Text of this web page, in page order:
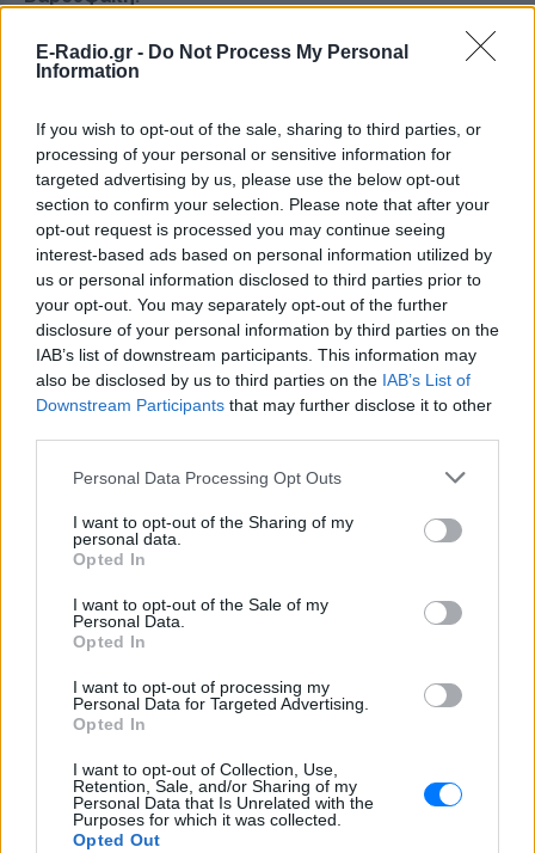
E-Radio.gr - Do Not Process My Personal
Information
If you wish to opt-out of the sale, sharing to third parties, or
processing of your personal or sensitive information for
targeted advertising by us, please use the below opt-out
section to confirm your selection. Please note that after your
opt-out request is processed you may continue seeing
interest-based ads based on personal information utilized by
us or personal information disclosed to third parties prior to
your opt-out. You may separately opt-out of the further
disclosure of your personal information by third parties on the
IAB’s list of downstream participants. This information may
also be disclosed by us to third parties on the IAB’s List of
Downstream Participants that may further disclose it to other
Personal Data Processing Opt Outs
I want to opt-out of the Sharing of my
personal data.
Opted In
I want to opt-out of the Sale of my
Personal Data.
Opted In
I want to opt-out of processing my
Personal Data for Targeted Advertising.
Opted In
I want to opt-out of Collection, Use,
Retention, Sale, and/or Sharing of my
Personal Data that Is Unrelated with the
Purposes for which it was collected.
Opted Out
Την ώρα, δε, που ο υπουργός των Οικονομικών,
Γιάνης Βαρουφάκης, «σαρώνει» εκ νέου τα διεθνή
πορεία της διαπραγμάτευσης, «φωνές» από τη
Γερμανία εγείρουν εκ νέου ζήτημα απομάκρυνσής
του από την κυβέρνηση.
«Ο πρωθυπουργός Τσίπρας θα έπρεπε να δείξει
στην ευρωζώνη το σοβαρό του ενδιαφέρον για
σταθεροποίηση της χώρας του, με το να απολύσει
τον υπουργό Οικονομικών του» δήλωσε ο πρόεδρος
των Γερμανών Φιλελευθέρων (FDP), Κρίστιαν
Λίντνερ.
πιθανότητα για μια συνεννόηση, σχολίασε ο κ.
Λίντνερ στο Γερμανικό Πρακτορείο Ειδήσεων (dpa).
Προσέθεσε, δε, ότι ο Έλληνας πρωθυπουργός
πρέπει να διαλέξει: «Θέλει να συνεχίσει να
χρησιμοποιεί με τον Βαρουφάκη την ευρωζώνη ως
σοβαρών συζητήσεων;».